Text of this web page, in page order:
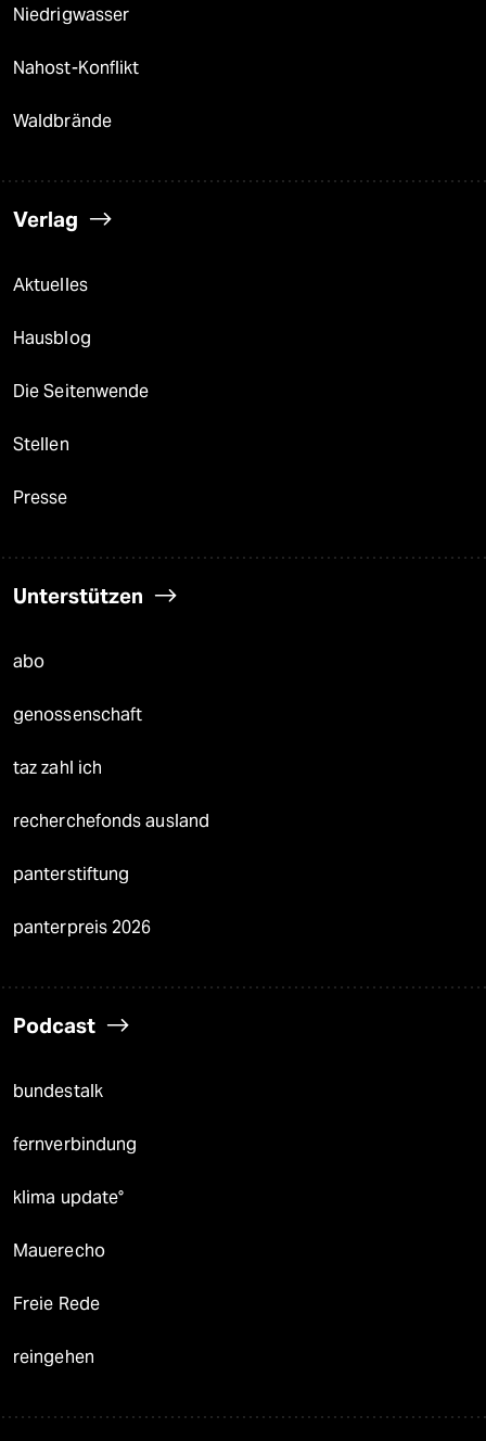
Niedrigwasser
Nahost-Konflikt
Waldbrände
Verlag
Aktuelles
Hausblog
Die Seitenwende
Stellen
Presse
Unterstützen
abo
genossenschaft
taz zahl ich
recherchefonds ausland
panterstiftung
panterpreis 2026
Podcast
bundestalk
fernverbindung
klima update°
Mauerecho
Freie Rede
reingehen